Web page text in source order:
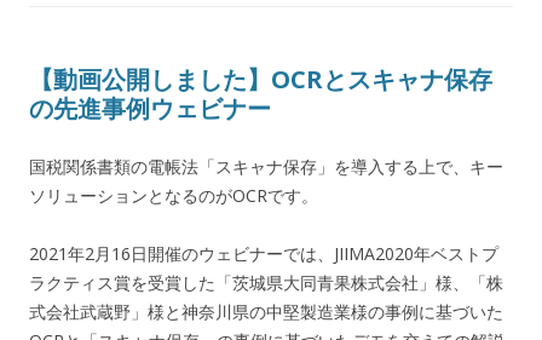
【動画公開しました】OCRとスキャナ保存
の先進事例ウェビナー
国税関係書類の電帳法「スキャナ保存」を導入する上で、キー
ソリューションとなるのがOCRです。
2021年2月16日開催のウェビナーでは、JIIMA2020年ベストプ
ラクティス賞を受賞した「茨城県大同青果株式会社」様、「株
式会社武蔵野」様と神奈川県の中堅製造業様の事例に基づいた